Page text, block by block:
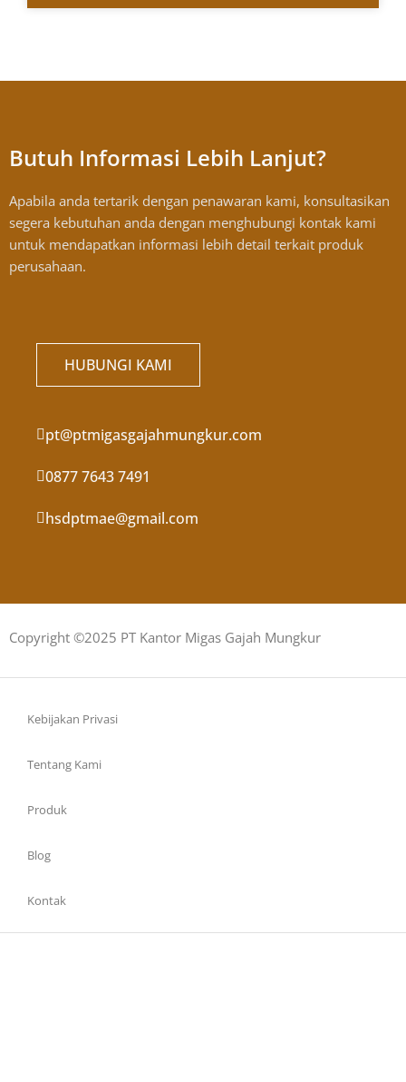
Butuh Informasi Lebih Lanjut?
Apabila anda tertarik dengan penawaran kami, konsultasikan
segera kebutuhan anda dengan menghubungi kontak kami
untuk mendapatkan informasi lebih detail terkait produk
perusahaan.
HUBUNGI KAMI
pt@ptmigasgajahmungkur.com
0877 7643 7491
hsdptmae@gmail.com
Copyright ©2025 PT Kantor Migas Gajah Mungkur
Kebijakan Privasi
Tentang Kami
Produk
Blog
Kontak